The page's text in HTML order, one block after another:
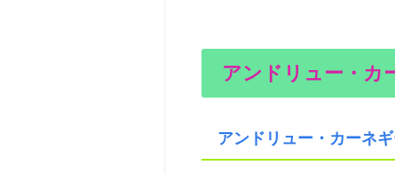
アンドリュー・カ
アンドリュー・カーネ